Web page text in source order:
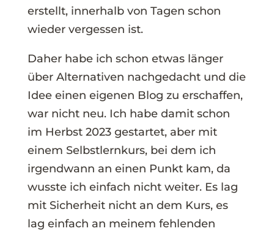
erstellt, innerhalb von Tagen schon
wieder vergessen ist.
Daher habe ich schon etwas länger
über Alternativen nachgedacht und die
Idee einen eigenen Blog zu erschaffen,
war nicht neu. Ich habe damit schon
im Herbst 2023 gestartet, aber mit
einem Selbstlernkurs, bei dem ich
irgendwann an einen Punkt kam, da
wusste ich einfach nicht weiter. Es lag
mit Sicherheit nicht an dem Kurs, es
lag einfach an meinem fehlenden